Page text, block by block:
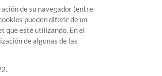
de su navegador (entre
pueden diferir de un
que esté utilizando. En el
de algunas de las